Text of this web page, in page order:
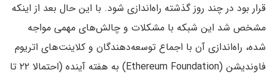
قرار بود در چند روز گذشته راه‌اندازی شود. با این حال بعد از اینکه
مشخص شد این شبکه با مشکلات و چالش‌های مهمی مواجه
شده، راه‌اندازی آن با اجماع توسعه‌دهندگان و کلاینت‌های اتریوم
فاوندیشن (Ethereum Foundation) به هفته آینده (احتمالا ۲۲ تا